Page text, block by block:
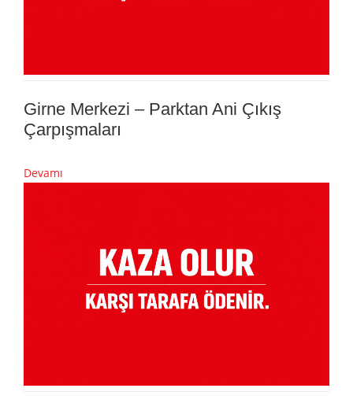
Girne Merkezi – Parktan Ani Çıkış
Çarpışmaları
Devamı